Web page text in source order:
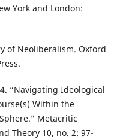
York and London:
of Neoliberalism. Oxford
“Navigating Ideological
Within the
Metacritic
Theory 10, no. 2: 97-